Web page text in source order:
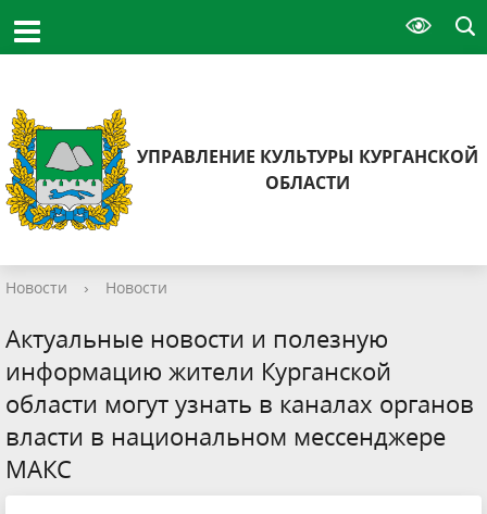
УПРАВЛЕНИЕ КУЛЬТУРЫ КУРГАНСКОЙ
ОБЛАСТИ
Новости › Новости
Актуальные новости и полезную
информацию жители Курганской
области могут узнать в каналах органов
власти в национальном мессенджере
МАКС